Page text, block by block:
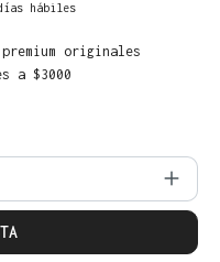
hábiles
originales
a $3000
introduce la